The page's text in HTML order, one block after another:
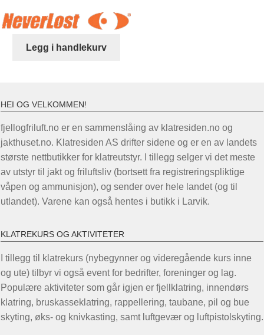
var:
er:
Legg i handlekurv
HEI OG VELKOMMEN!
fjellogfriluft.no er en sammenslåing av klatresiden.no og
jakthuset.no. Klatresiden AS drifter sidene og er en av landets
største nettbutikker for klatreutstyr. I tillegg selger vi det meste
av utstyr til jakt og friluftsliv (bortsett fra registreringspliktige
våpen og ammunisjon), og sender over hele landet (og til
utlandet). Varene kan også hentes i butikk i Larvik.
KLATREKURS OG AKTIVITETER
I tillegg til klatrekurs (nybegynner og videregående kurs inne
og ute) tilbyr vi også event for bedrifter, foreninger og lag.
Populære aktiviteter som går igjen er fjellklatring, innendørs
klatring, bruskasseklatring, rappellering, taubane, pil og bue
skyting, øks- og knivkasting, samt luftgevær og luftpistolskyting.